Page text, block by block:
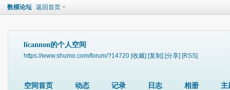
数模论坛 返回首页
licannon的个人空间
https://www.shumo.com/forum/?14720 [收藏] [复制] [分享] [RSS]
空间首页 动态 记录 日志 相册 主